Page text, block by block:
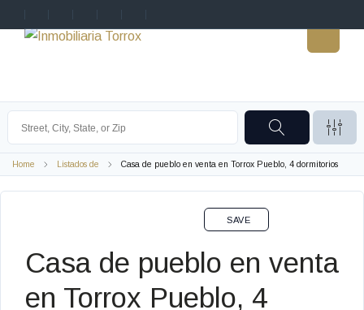
Home Listados de Casa de pueblo en venta en Torrox Pueblo, 4 dormitorios
Casa de pueblo en venta
en Torrox Pueblo, 4
SAVE